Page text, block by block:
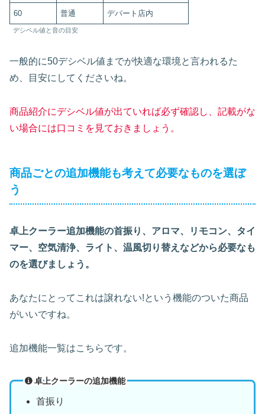
60 普通 デパート店内
デシベル値と音の目安
一般的に50デシベル値までが快適な環境と言われるた
め、目安にしてくださいね。
商品紹介にデシベル値が出ていれば必ず確認し、記載がな
い場合には口コミを見ておきましょう。
商品ごとの追加機能も考えて必要なものを選ぼ
う
卓上クーラー追加機能の首振り、アロマ、リモコン、タイ
マー、空気清浄、ライト、温風切り替えなどから必要なも
のを選びましょう。
あなたにとってこれは譲れない!という機能のついた商品
がいいですね。
追加機能一覧はこちらです。
卓上クーラーの追加機能
首振り